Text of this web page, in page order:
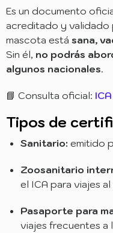
Es un documento
acreditado y validado
mascota está sana,
Sin él, no podrás
algunos nacionales.
📘 Consulta oficial:
Tipos de
Sanitario: emitido
Zoosanitario
el ICA para viajes
Pasaporte para
viajes frecuentes a